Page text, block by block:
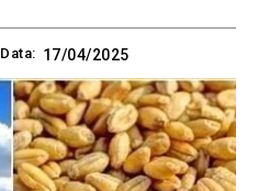
Data: 17/04/2025